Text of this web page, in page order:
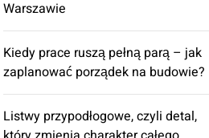
Warszawie
Kiedy prace ruszą pełną parą – jak
zaplanować porządek na budowie?
Listwy przypodłogowe, czyli detal,